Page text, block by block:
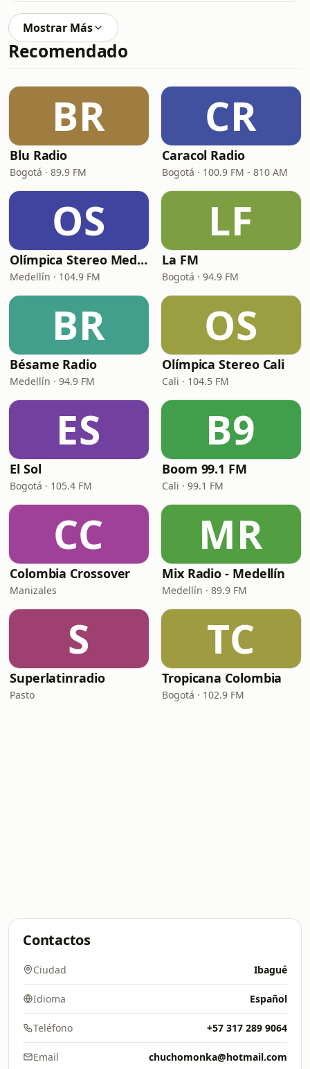
Mostrar Más
Recomendado
BR
Blu Radio
Bogotá · 89.9 FM
CR
Caracol Radio
Bogotá · 100.9 FM - 810 AM
OS
Olímpica Stereo Medellín
Medellín · 104.9 FM
LF
La FM
Bogotá · 94.9 FM
BR
Bésame Radio
Medellín · 94.9 FM
OS
Olímpica Stereo Cali
Cali · 104.5 FM
ES
El Sol
Bogotá · 105.4 FM
B9
Boom 99.1 FM
Cali · 99.1 FM
CC
Colombia Crossover
Manizales
MR
Mix Radio - Medellín
Medellín · 89.9 FM
S
Superlatinradio
Pasto
TC
Tropicana Colombia
Bogotá · 102.9 FM
Contactos
Ciudad Ibagué
Idioma Español
Teléfono +57 317 289 9064
Email chuchomonka@hotmail.com